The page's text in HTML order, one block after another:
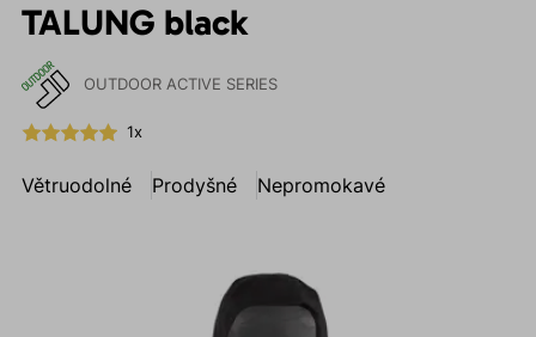
TALUNG black
OUTDOOR ACTIVE SERIES
1x
Větruodolné Prodyšné Nepromokavé